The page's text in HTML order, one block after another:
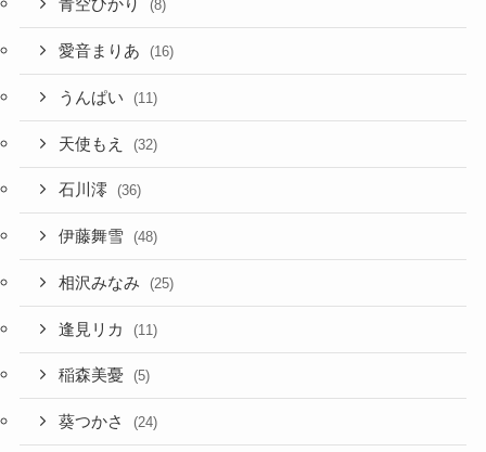
青空ひかり (8)
愛音まりあ (16)
うんぱい (11)
天使もえ (32)
石川澪 (36)
伊藤舞雪 (48)
相沢みなみ (25)
逢見リカ (11)
稲森美憂 (5)
葵つかさ (24)